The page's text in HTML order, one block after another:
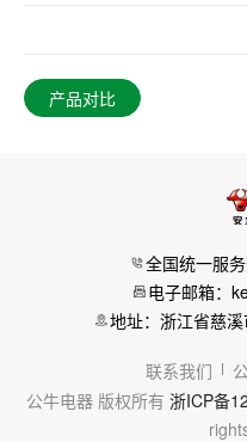
产品对比
全国统一服
电子邮箱：
地址：浙江省慈
联系我们
公牛电器 版权所有 浙ICP备